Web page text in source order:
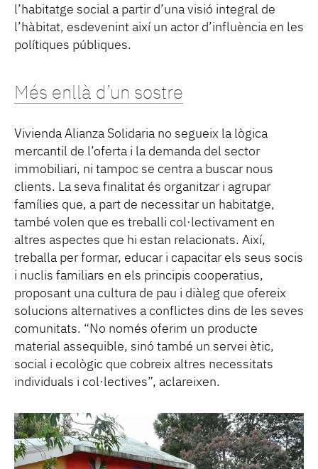
l’habitatge social a partir d’una visió integral de
l’hàbitat, esdevenint així un actor d’influència en les
polítiques públiques.
Més enllà d’un sostre
Vivienda Alianza Solidaria no segueix la lògica
mercantil de l’oferta i la demanda del sector
immobiliari, ni tampoc se centra a buscar nous
clients. La seva finalitat és organitzar i agrupar
famílies que, a part de necessitar un habitatge,
també volen que es treballi col·lectivament en
altres aspectes que hi estan relacionats. Així,
treballa per formar, educar i capacitar els seus socis
i nuclis familiars en els principis cooperatius,
proposant una cultura de pau i diàleg que ofereix
solucions alternatives a conflictes dins de les seves
comunitats. “No només oferim un producte
material assequible, sinó també un servei ètic,
social i ecològic que cobreix altres necessitats
individuals i col·lectives”, aclareixen.